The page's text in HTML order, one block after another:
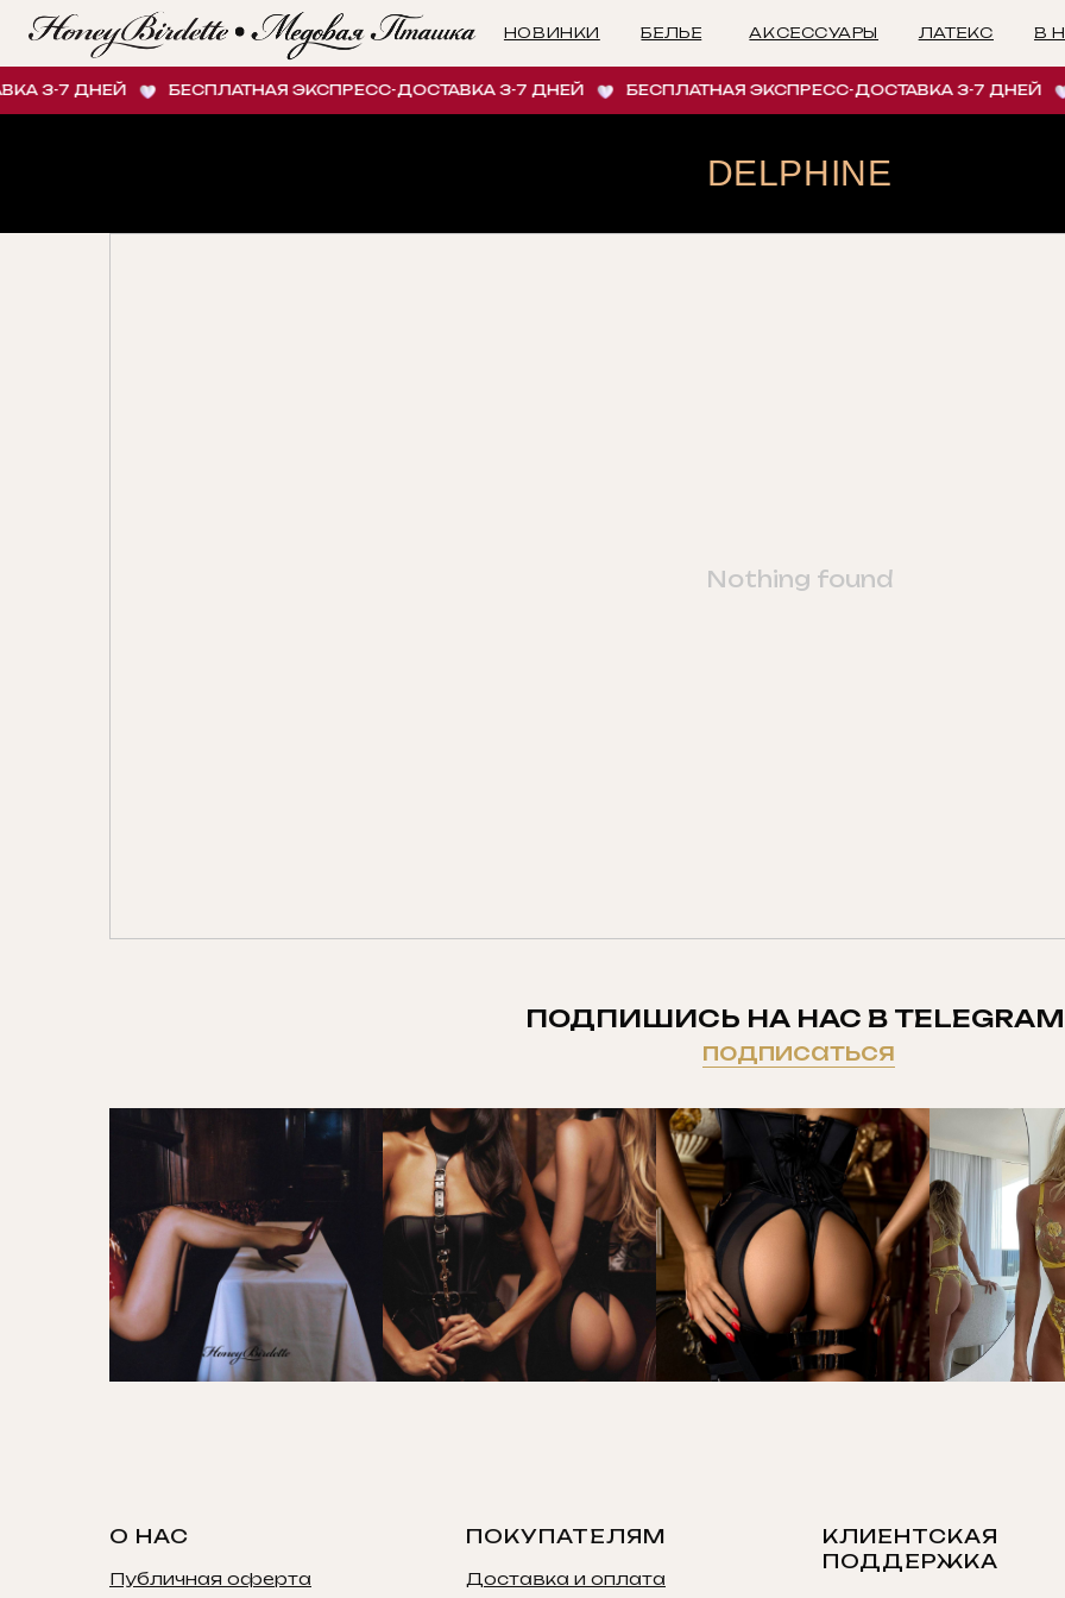
ЛАТЕКС
БЕЛЬЕ В НАЛИЧИИ
АКСЕССУАРЫ
НОВИНКИ
3-7 ДНЕЙ БЕСПЛАТНАЯ ЭКСПРЕСС-ДОСТАВКА 3-7 ДНЕЙ БЕСПЛАТНАЯ ЭКСПРЕСС-ДОСТАВКА 3-7 ДНЕЙ
DELPHINE
Nothing found
ПОДПИШИСЬ НА НАС В
подписаться
О НАС
Публичная оферта
ПОКУПАТЕЛЯМ
Доставка и оплата
КЛИЕНТСКАЯ
ПОДДЕРЖКА